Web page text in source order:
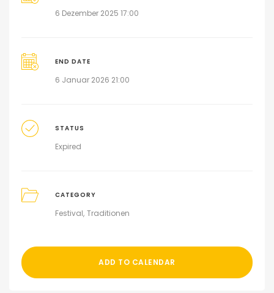
6 Dezember 2025 17:00
END DATE
6 Januar 2026 21:00
STATUS
Expired
CATEGORY
Festival Traditionen
ADD TO CALENDAR